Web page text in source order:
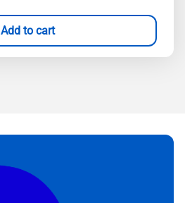
Add to cart